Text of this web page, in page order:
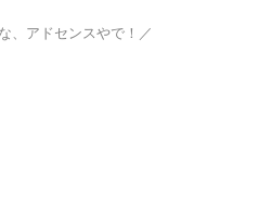
、アドセンスやで！／